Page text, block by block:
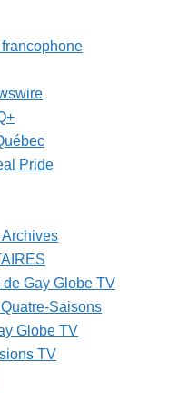
Pride
Gay Globe TV
Saisons
Globe TV
TV